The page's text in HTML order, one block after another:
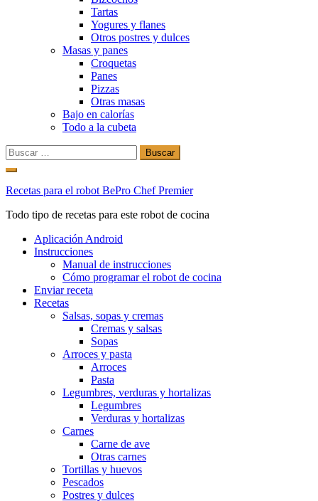
Tartas
Yogures y flanes
Otros postres y dulces
Masas y panes
Croquetas
Panes
Pizzas
Otras masas
Bajo en calorías
Todo a la cubeta
Buscar:
Ir
contenido
Recetas para el robot BePro Chef Premier
Todo tipo de recetas para este robot de cocina
Aplicación Android
Instrucciones
Manual de instrucciones
Cómo programar el robot de cocina
Enviar receta
Recetas
Salsas, sopas y cremas
Cremas y salsas
Sopas
Arroces y pasta
Arroces
Pasta
Legumbres, verduras y hortalizas
Legumbres
Verduras y hortalizas
Carnes
Carne de ave
Otras carnes
Tortillas y huevos
Pescados
Postres y dulces